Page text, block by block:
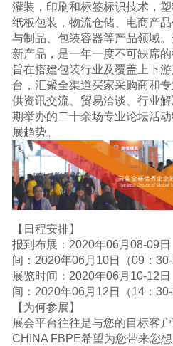
灌装，印刷和标签标识技术，塑
纸板包装，物流仓储、电商产
与制品、包装容器等产品领域。
新产品，是一年一度不可缺席的
旨在搭建包装行业及覆盖上下
台，汇聚全渠道买家采购商和
供资讯交流、贸易洽谈、行业
期举办的二十余场专业论坛活
展趋势。
【日程安排】
报到布展：2020年06月08-09
间：2020年06月10日（09：30-
展览时间：2020年06月10-12
间：2020年06月12日（14：30-
【为何参展】
展会平台往往是与您的目标客
CHINA FBPE希望为您带来您